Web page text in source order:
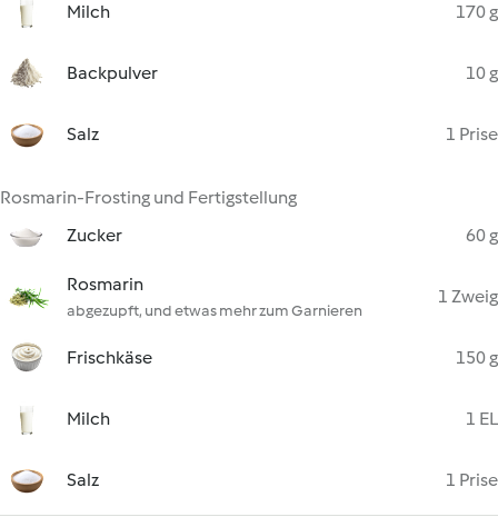
Milch 170 g
Backpulver 10 g
Salz 1 Prise
Rosmarin-Frosting und Fertigstellung
Zucker
60 g
Rosmarin
abgezupft, und etwas mehr zum Garnieren
1 Zweig
Frischkäse 150 g
Milch 1 EL
Salz 1 Prise